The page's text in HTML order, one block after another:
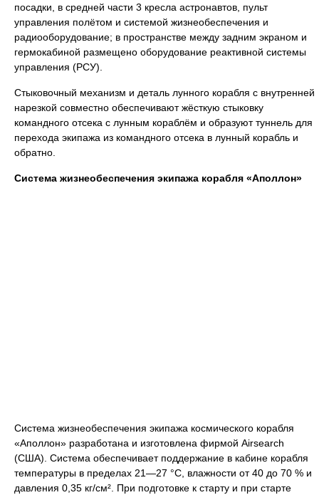
посадки, в средней части 3 кресла астронавтов, пульт
управления полётом и системой жизнеобеспечения и
радиооборудование; в пространстве между задним экраном и
гермокабиной размещено оборудование реактивной системы
управления (РСУ).
Стыковочный механизм и деталь лунного корабля с внутренней
нарезкой совместно обеспечивают жёсткую стыковку
командного отсека с лунным кораблём и образуют туннель для
перехода экипажа из командного отсека в лунный корабль и
обратно.
Система жизнеобеспечения экипажа корабля «Аполлон»
Система жизнеобеспечения экипажа космического корабля
«Аполлон» разработана и изготовлена фирмой Airsearch
(США). Система обеспечивает поддержание в кабине корабля
температуры в пределах 21—27 °C, влажности от 40 до 70 % и
давления 0,35 кг/см². При подготовке к старту и при старте